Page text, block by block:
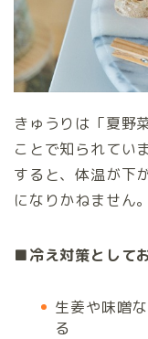
きゅうりは「夏野
ことで知られてい
すると、体温が下
になりかねません。
■冷え対策として
生姜や味噌
る